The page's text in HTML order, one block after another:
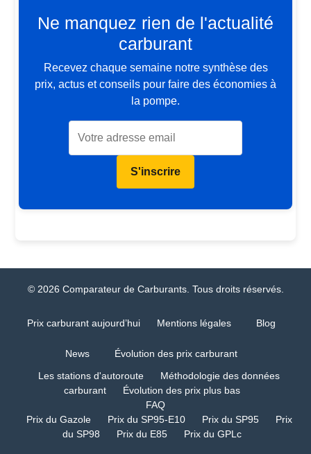
Ne manquez rien de l'actualité
carburant
Recevez chaque semaine notre synthèse des
prix, actus et conseils pour faire des économies à
la pompe.
S'inscrire
© 2026 Comparateur de Carburants. Tous droits réservés.
Prix carburant aujourd’hui Mentions légales Blog
News
Évolution des prix carburant
Les stations d'autoroute
Méthodologie des données
carburant
Évolution des prix plus bas
FAQ
Prix du Gazole
Prix du SP95-E10 Prix du SP95
Prix
du SP98
Prix du E85 Prix du GPLc